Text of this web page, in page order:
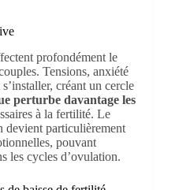
profondément le
Tensions, anxiété
créant un cercle
perturbe davantage les
à la fertilité. Le
devient particulièrement
pouvant
les cycles d’ovulation.